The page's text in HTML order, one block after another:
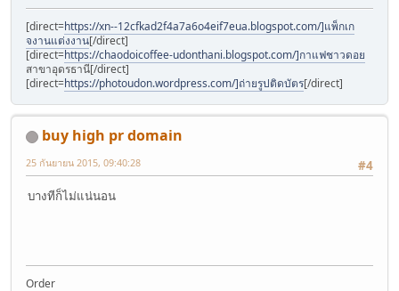
[direct=https://xn--12cfkad2f4a7a6o4eif7eua.blogspot.com/]แพ็กเก
จงานแต่งงาน[/direct]
[direct=https://chaodoicoffee-udonthani.blogspot.com/]กาแฟชาวดอย
สาขาอุดรธานี[/direct]
[direct=https://photoudon.wordpress.com/]ถ่ายรูปติดบัตร[/direct]
buy high pr domain
#4
25 กันยายน 2015, 09:40:28
บางทีก็ไม่แน่นอน
Order